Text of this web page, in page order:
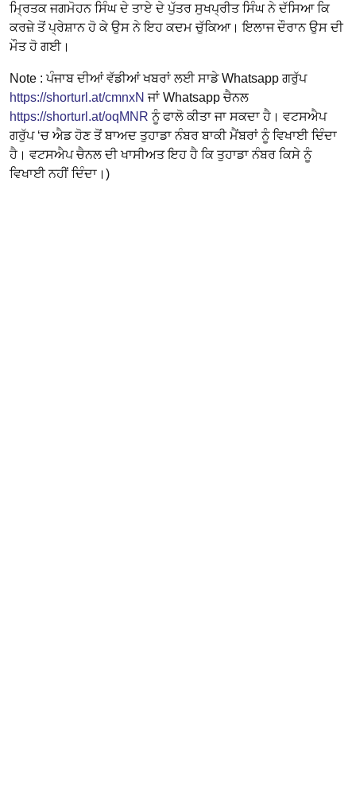
ਮ੍ਰਿਤਕ ਜਗਮੋਹਨ ਸਿੰਘ ਦੇ ਤਾਏ ਦੇ ਪੁੱਤਰ ਸੁਖਪ੍ਰੀਤ ਸਿੰਘ ਨੇ ਦੱਸਿਆ ਕਿ
ਕਰਜ਼ੇ ਤੋਂ ਪ੍ਰੇਸ਼ਾਨ ਹੋ ਕੇ ਉਸ ਨੇ ਇਹ ਕਦਮ ਚੁੱਕਿਆ। ਇਲਾਜ ਦੌਰਾਨ ਉਸ ਦੀ
ਮੌਤ ਹੋ ਗਈ।
Note : ਪੰਜਾਬ ਦੀਆਂ ਵੱਡੀਆਂ ਖਬਰਾਂ ਲਈ ਸਾਡੇ Whatsapp ਗਰੁੱਪ
https://shorturl.at/cmnxN ਜਾਂ Whatsapp ਚੈਨਲ
https://shorturl.at/oqMNR ਨੂੰ ਫਾਲੋ ਕੀਤਾ ਜਾ ਸਕਦਾ ਹੈ। ਵਟਸਐਪ
ਗਰੁੱਪ ‘ਚ ਐਡ ਹੋਣ ਤੋਂ ਬਾਅਦ ਤੁਹਾਡਾ ਨੰਬਰ ਬਾਕੀ ਮੈਂਬਰਾਂ ਨੂੰ ਵਿਖਾਈ ਦਿੰਦਾ
ਹੈ। ਵਟਸਐਪ ਚੈਨਲ ਦੀ ਖਾਸੀਅਤ ਇਹ ਹੈ ਕਿ ਤੁਹਾਡਾ ਨੰਬਰ ਕਿਸੇ ਨੂੰ
ਵਿਖਾਈ ਨਹੀਂ ਦਿੰਦਾ।)